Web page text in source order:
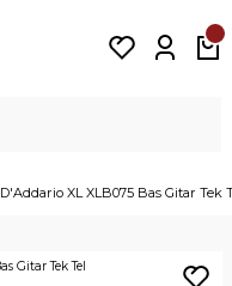
D'Addario XL XLB075 Bas Gitar Tek